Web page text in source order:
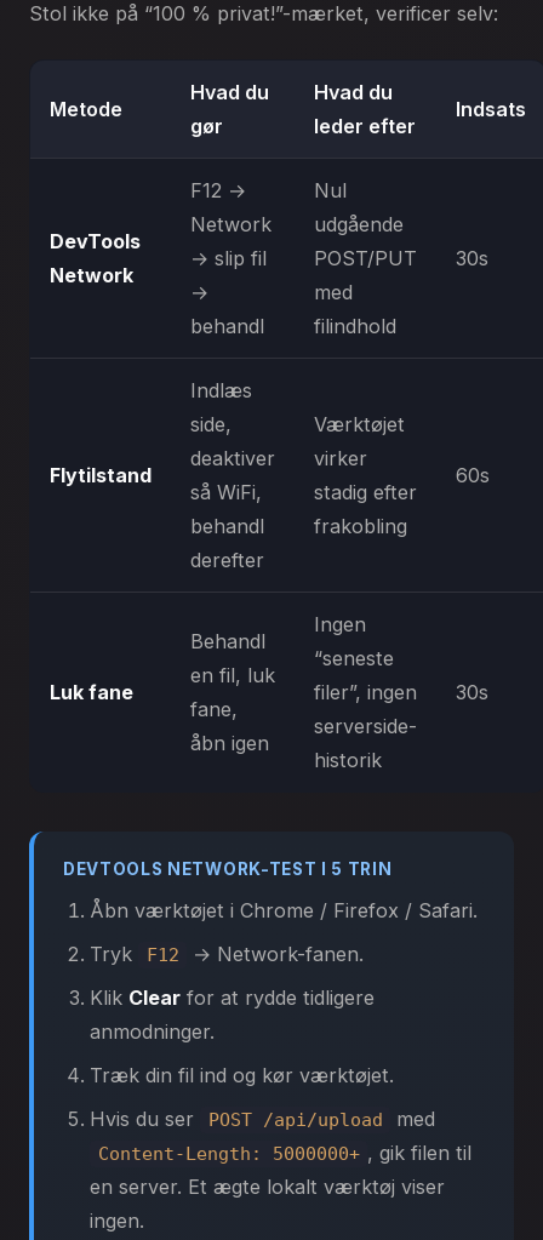
Stol ikke på “100 % privat!”-mærket, verificer selv:
Metode
Hvad du
gør
Hvad du
leder efter
Indsats
DevTools
Network
F12 →
Network
→ slip fil
→
behandl
Nul
udgående
POST/PUT
med
filindhold
30s
Flytilstand
Indlæs
side,
deaktiver
så WiFi,
behandl
derefter
Værktøjet
virker
stadig efter
frakobling
60s
Luk fane
Behandl
en fil, luk
fane,
åbn igen
Ingen
“seneste
filer”, ingen
serverside-
historik
30s
DEVTOOLS NETWORK-TEST I 5 TRIN
Åbn værktøjet i Chrome / Firefox / Safari.
Tryk
F12
→ Network-fanen.
Klik Clear for at rydde tidligere
anmodninger.
Træk din fil ind og kør værktøjet.
Hvis du ser
POST /api/upload med
Content-Length: 5000000+ , gik filen til
en server. Et ægte lokalt værktøj viser
ingen.